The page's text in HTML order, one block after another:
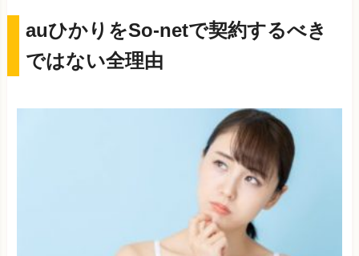
auひかりをSo-netで契約するべき
ではない全理由